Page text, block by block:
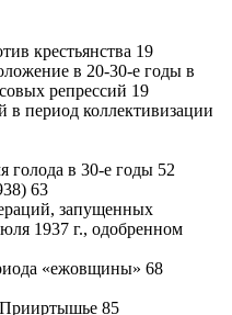
крестьянства 19
в 20-30-е годы в
репрессий 19
в период коллективизации
голода в 30-е годы 52
63
запущенных
1937 г., одобренном
«ежовщины» 68
85